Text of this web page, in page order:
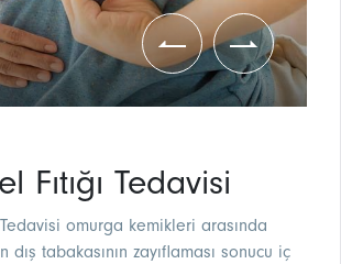
Fıtığı Tedavisi
Tedavisi omurga kemikleri arasında
dış tabakasının zayıflaması sonucu iç